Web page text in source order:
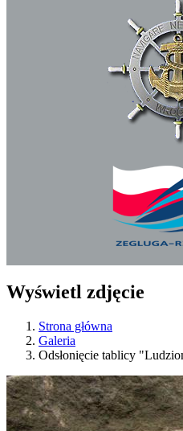
Wyświetl zdjęcie
Strona główna
Galeria
Odsłonięcie tablicy